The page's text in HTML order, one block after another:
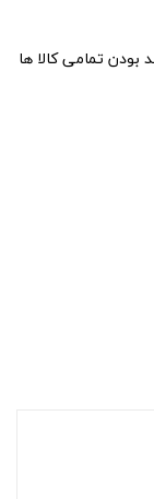
تمامی کالا ها